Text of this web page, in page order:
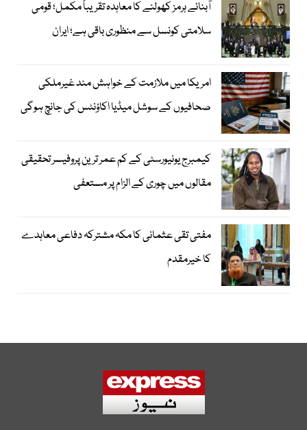
آبنائے ہرمز کھولنے کا معاہدہ تقریباً مکمل؛ قومی
سلامتی کونسل سے منظوری باقی ہے؛ ایران
امریکا میں ملازمت کے خواہش مند غیرملکی
صحافیوں کے سوشل میڈیا اکاؤنٹس کی جانچ ہوگی
کیمبرج یونیورسٹی کے کم عمر ترین پروفیسر تحقیقی
مقالوں میں چوری کے الزام پر مستعفی
مفتی تقی عثمانی کا مکہ مشترکہ دفاعی معاہدے
کا خیرمقدم